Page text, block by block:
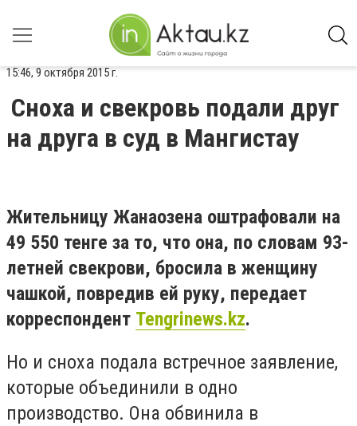
15:46, 9 октября 2015 г.
Сноха и свекровь подали друг
на друга в суд в Мангистау
Жительницу Жанаозена оштрафовали на
49 550 тенге за то, что она, по словам 93-
летней свекрови, бросила в женщину
чашкой, повредив ей руку, передает
корреспондент Tengrinews.kz.
Но и сноха подала встречное заявление,
которые объединили в одно
производство. Она обвинила в